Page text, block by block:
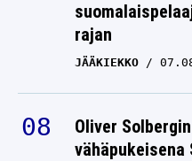
rajan
JÄÄKIEKKO
Oliver
vähäpukeisena